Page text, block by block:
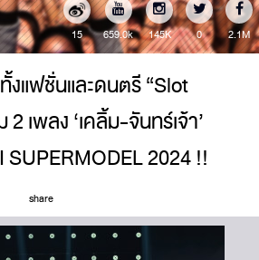
2.1M
0
145K
659.0k
15
แฟชั่นและดนตรี “Slot
เพลง ‘เคลิ้ม-จันทร์เจ้า’
วย์ THAI SUPERMODEL 2024 !!
share